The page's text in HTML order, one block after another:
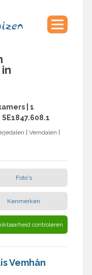
| 1
Vemdalen
Foto's
Kenmerken
controleren
Vemhån